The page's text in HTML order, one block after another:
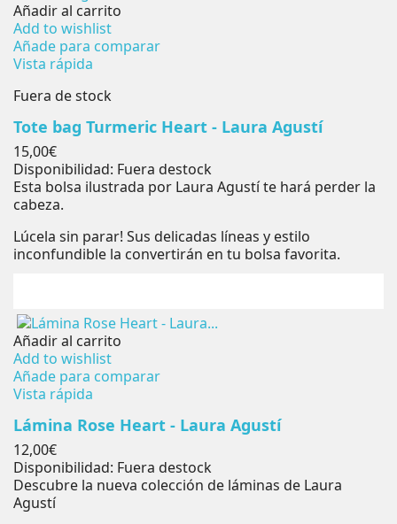
Añadir al carrito
Add to wishlist
Añade para comparar
Vista rápida
Fuera de stock
Tote bag Turmeric Heart - Laura Agustí
Precio
15,00€
Disponibilidad: Fuera destock
Esta bolsa ilustrada por Laura Agustí te hará perder la
cabeza.
Lúcela sin parar! Sus delicadas líneas y estilo
inconfundible la convertirán en tu bolsa favorita.
Añadir al carrito
Add to wishlist
Añade para comparar
Vista rápida
Lámina Rose Heart - Laura Agustí
Precio
12,00€
Disponibilidad: Fuera destock
Descubre la nueva colección de láminas de Laura
Agustí